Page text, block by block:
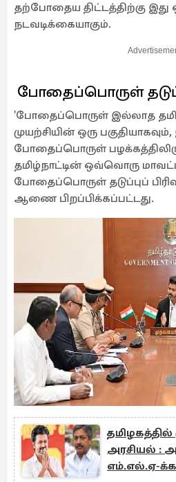
தற்போதைய திட்டத்திற்கு இது
நடவடிக்கையாகும்.
போதைப்பொருள்
'போதைப்பொருள் இல்லாத
முயற்சியின் ஒரு
போதைப்பொருள்
தமிழ்நாட்டின் ஒவ்வொரு
போதைப்பொருள் தடுப்புப்
ஆணை பிறப்பிக்கப்பட்டது.
தமிழகத்தில்
அரசியல் :
எம்.எல்.ஏ-